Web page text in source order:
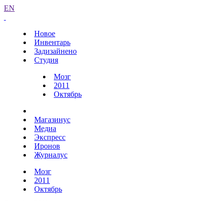
EN
Новое
Инвентарь
Задизайнено
Студия
Мозг
2011
Октябрь
Магазинус
Медиа
Экспресс
Иронов
Журналус
Мозг
2011
Октябрь